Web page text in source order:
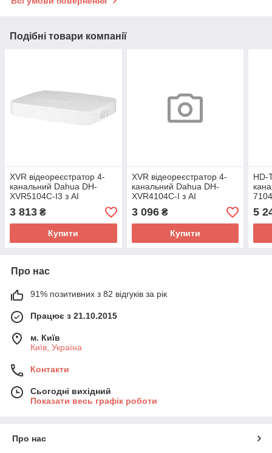
Подібні товари компанії
XVR відеореєстратор 4-
канальний Dahua DH-
XVR5104C-I3 з AI
відеоспостереження
3 813 ₴
Купити
XVR відеореєстратор 4-
канальний Dahua DH-
XVR4104C-I з AI
відеонагляду
3 096₴
Купити
HD-
5
Про нас
91% позитивних з 82 відгуків за рік
Працює з 21.10.2015
м. Київ
Київ, Україна
Контакти
Сьогодні вихідний
Показати весь графік роботи
Про нас